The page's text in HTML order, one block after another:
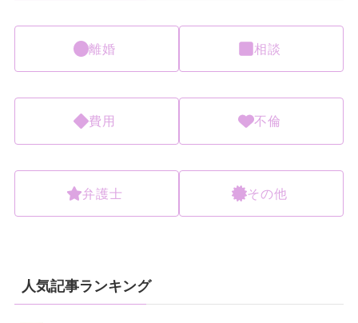
離婚 相談
費用 不倫
弁護士 その他
人気記事ランキング